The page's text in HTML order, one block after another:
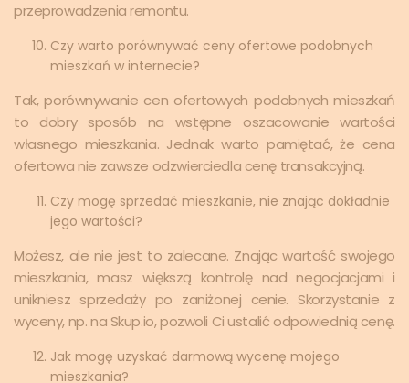
przeprowadzenia remontu.
Czy warto porównywać ceny ofertowe podobnych
mieszkań w internecie?
Tak, porównywanie cen ofertowych podobnych mieszkań
to dobry sposób na wstępne oszacowanie wartości
własnego mieszkania. Jednak warto pamiętać, że cena
ofertowa nie zawsze odzwierciedla cenę transakcyjną.
Czy mogę sprzedać mieszkanie, nie znając dokładnie
jego wartości?
Możesz, ale nie jest to zalecane. Znając wartość swojego
mieszkania, masz większą kontrolę nad negocjacjami i
unikniesz sprzedaży po zaniżonej cenie. Skorzystanie z
wyceny, np. na Skup.io, pozwoli Ci ustalić odpowiednią cenę.
Jak mogę uzyskać darmową wycenę mojego
mieszkania?